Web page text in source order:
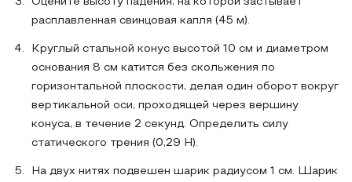
расплавленная свинцовая капля (45 м).
Круглый стальной конус высотой 10 см и диаметром
основания 8 см катится без скольжения по
горизонтальной плоскости, делая один оборот вокруг
вертикальной оси, проходящей через вершину
конуса, в течение 2 секунд. Определить силу
статического трения (0,29 Н).
На двух нитях подвешен шарик радиусом 1 см. Шарик